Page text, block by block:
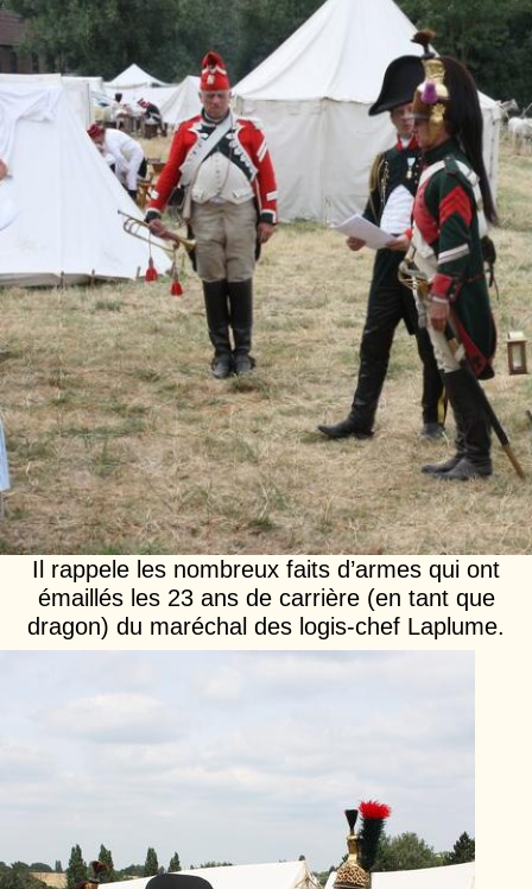
Il rappele les nombreux faits d’armes qui ont
émaillés les 23 ans de carrière (en tant que
dragon) du maréchal des logis-chef Laplume.